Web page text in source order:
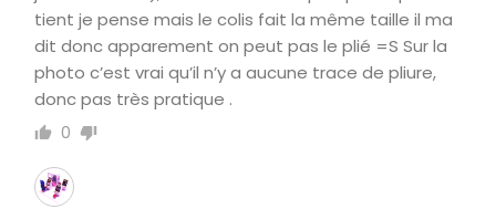
tient je pense mais le colis fait la même taille il ma
dit donc apparement on peut pas le plié =S Sur la
photo c’est vrai qu’il n’y a aucune trace de pliure,
donc pas très pratique .
0